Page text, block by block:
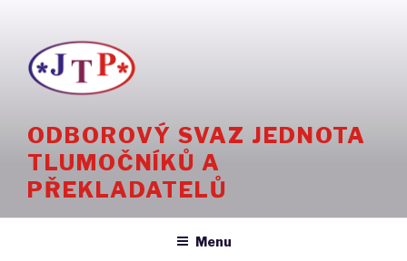
obsahu
webu
ODBOROVÝ SVAZ JEDNOTA
TLUMOČNÍKŮ A
PŘEKLADATELŮ
Menu